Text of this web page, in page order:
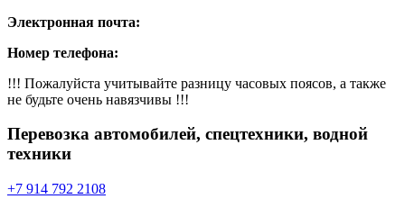
Электронная почта:
Номер телефона:
!!! Пожалуйста учитывайте разницу часовых поясов, а также
не будьте очень навязчивы !!!
Перевозка автомобилей, спецтехники, водной
техники
+7 914 792 2108